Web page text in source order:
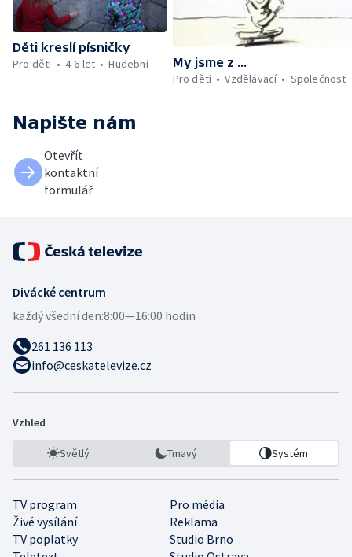
Děti kreslí písničky
Pro děti
4-6 let Hudební
My jsme z ...
Pro děti
Vzdělávací Společnost
Napište nám
Otevřít
kontaktní
formulář
Divácké centrum
každý všední den:8:00—16:00 hodin
261 136 113
info@ceskatelevize.cz
Vzhled
Světlý Tmavý Systém
TV program
Pro média
Živé vysílání
Reklama
TV poplatky
Studio Brno